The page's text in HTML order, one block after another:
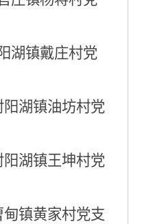
湖镇戴庄村党
阳湖镇油坊村党
阳湖镇王坤村党
甸镇黄家村党支